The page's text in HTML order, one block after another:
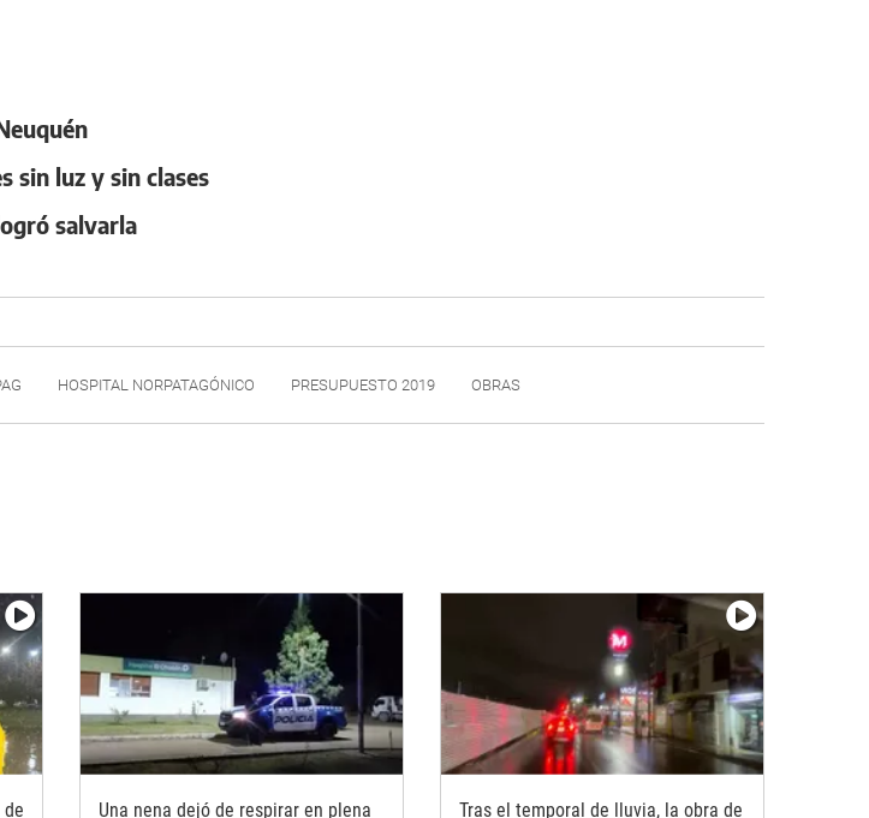
sin luz y sin clases
salvarla
HOSPITAL NORPATAGÓNICO PRESUPUESTO 2019 OBRAS
Una nena dejó de respirar en plena Tras el temporal de lluvia, la obra de